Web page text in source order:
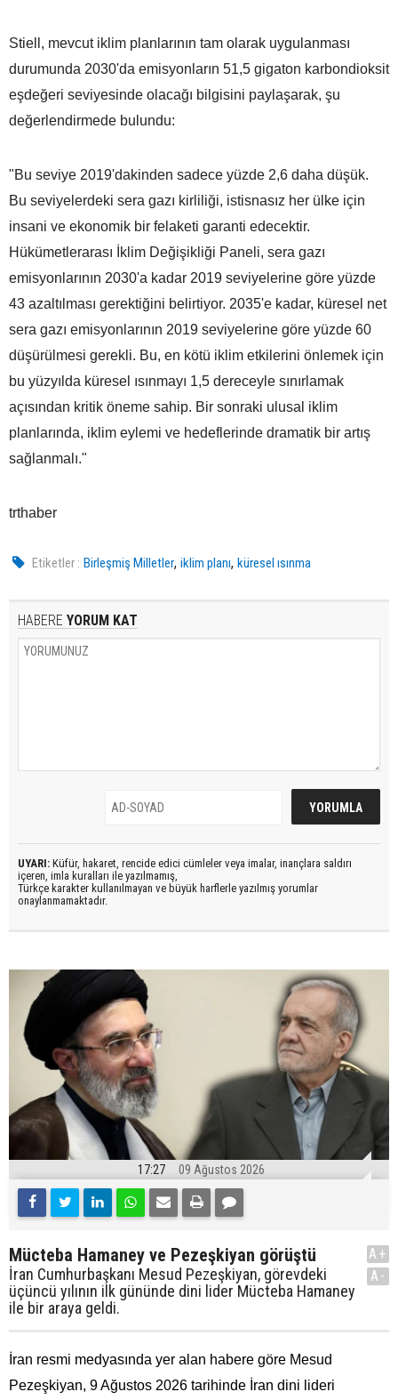
Stiell, mevcut iklim planlarının tam olarak uygulanması
durumunda 2030'da emisyonların 51,5 gigaton karbondioksit
eşdeğeri seviyesinde olacağı bilgisini paylaşarak, şu
değerlendirmede bulundu:
"Bu seviye 2019'dakinden sadece yüzde 2,6 daha düşük.
Bu seviyelerdeki sera gazı kirliliği, istisnasız her ülke için
insani ve ekonomik bir felaketi garanti edecektir.
Hükümetlerarası İklim Değişikliği Paneli, sera gazı
emisyonlarının 2030'a kadar 2019 seviyelerine göre yüzde
43 azaltılması gerektiğini belirtiyor. 2035'e kadar, küresel net
sera gazı emisyonlarının 2019 seviyelerine göre yüzde 60
düşürülmesi gerekli. Bu, en kötü iklim etkilerini önlemek için
bu yüzyılda küresel ısınmayı 1,5 dereceyle sınırlamak
açısından kritik öneme sahip. Bir sonraki ulusal iklim
planlarında, iklim eylemi ve hedeflerinde dramatik bir artış
sağlanmalı."
trthaber
Etiketler : Birleşmiş Milletler,iklim planı,küresel ısınma
HABERE YORUM KAT
UYARI: Küfür, hakaret, rencide edici cümleler veya imalar, inançlara saldırı
içeren, imla kuralları ile yazılmamış,
Türkçe karakter kullanılmayan ve büyük harflerle yazılmış yorumlar
onaylanmamaktadır.
17:27 09 Ağustos 2026
Mücteba Hamaney ve Pezeşkiyan görüştü
İran Cumhurbaşkanı Mesud Pezeşkiyan, görevdeki
üçüncü yılının ilk gününde dini lider Mücteba Hamaney
ile bir araya geldi.
A+
A-
İran resmi medyasında yer alan habere göre Mesud
Pezeşkiyan, 9 Ağustos 2026 tarihinde İran dini lideri